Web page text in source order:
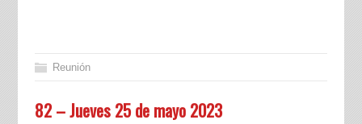
Reunión
82 – Jueves 25 de mayo 2023